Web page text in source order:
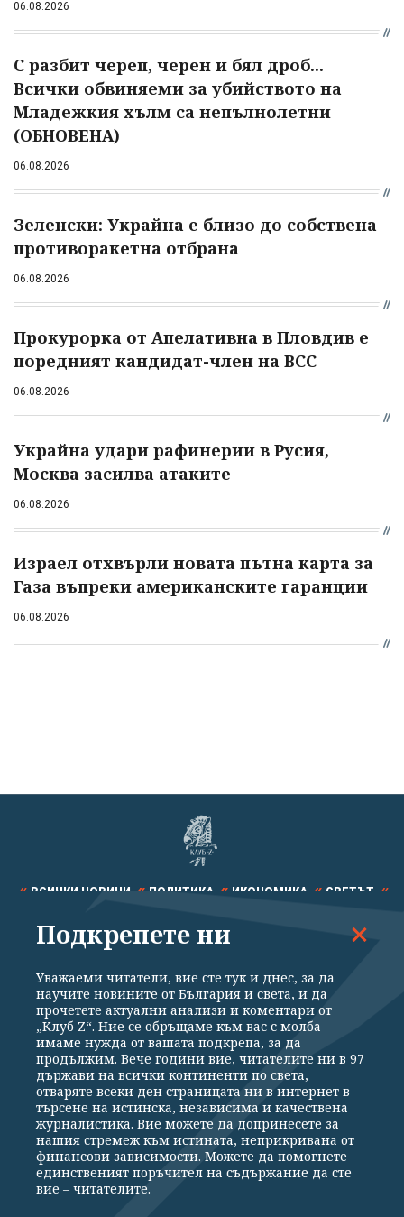
06.08.2026
С разбит череп, черен и бял дроб...
Всички обвиняеми за убийството на
Младежкия хълм са непълнолетни
(ОБНОВЕНА)
06.08.2026
Зеленски: Украйна е близо до собствена
противоракетна отбрана
06.08.2026
Прокурорка от Апелативна в Пловдив е
поредният кандидат-член на ВСС
06.08.2026
Украйна удари рафинерии в Русия,
Москва засилва атаките
06.08.2026
Израел отхвърли новата пътна карта за
Газа въпреки американските гаранции
06.08.2026
ВСИЧКИ НОВИНИ ПОЛИТИКА ИКОНОМИКА СВЕТЪТ
СПОРТ КУЛТУРА ТЕХНОЛОГИИ КАЛЕЙДОСКОП
Общи условия
Политика за поверителност
Реклама
Партньори Контакти
За Клуб Z
Екип
Подкрепете ни
Издател на www.clubz.bg е „Клуб Зебра Медия“ ЕООД, София, ул. "Алеко
Константинов" 3. Всички права запазени 2026 „Клуб Зебра Медия“
Подкрепете ни
Уважаеми читатели, вие сте тук и днес, за да
научите новините от България и света, и да
прочетете актуални анализи и коментари от
„Клуб Z“. Ние се обръщаме към вас с молба –
имаме нужда от вашата подкрепа, за да
продължим. Вече години вие, читателите ни в 97
държави на всички континенти по света,
отваряте всеки ден страницата ни в интернет в
търсене на истинска, независима и качествена
журналистика. Вие можете да допринесете за
нашия стремеж към истината, неприкривана от
финансови зависимости. Можете да помогнете
единственият поръчител на съдържание да сте
вие – читателите.